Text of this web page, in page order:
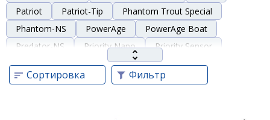
Patriot
Patriot-Tip
Phantom Trout Special
Phantom-NS
PowerAge
PowerAge Boat
Predator-NS
Priority Nano
Priority Sensor
Traveller
Trinergy-NS Whiter Sensor-NS
Сортировка Фильтр